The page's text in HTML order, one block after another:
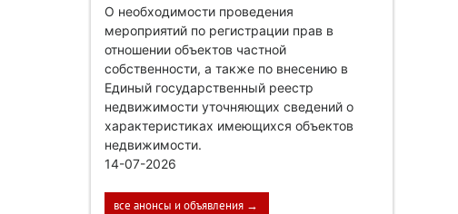
О необходимости проведения
мероприятий по регистрации прав в
отношении объектов частной
собственности, а также по внесению в
Единый государственный реестр
недвижимости уточняющих сведений о
характеристиках имеющихся объектов
недвижимости.
14-07-2026
все анонсы и объявления →